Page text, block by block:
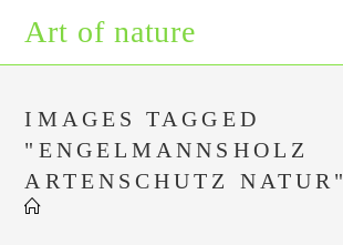
Inhalt
springen
Art of nature
IMAGES TAGGED
"ENGELMANNSHOLZ
ARTENSCHUTZ NATUR"